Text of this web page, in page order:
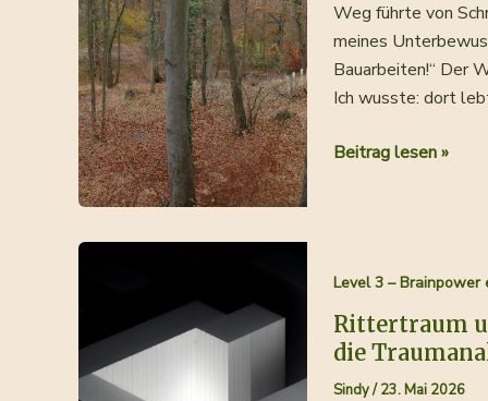
Weg führte von
meines
Bauarbeiten!“ Der
Ich wusste: dort
Träume
manchmal
sind
sie
Fragen
Beitrag lesen »
Level 3 –
Rittertraum
die
Sindy/23. Mai 2026